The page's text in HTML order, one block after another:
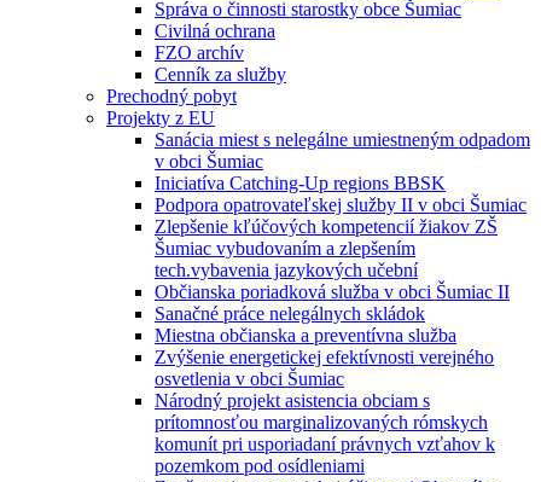
Správa o činnosti starostky obce Šumiac
Civilná ochrana
FZO archív
Cenník za služby
Prechodný pobyt
Projekty z EU
Sanácia miest s nelegálne umiestneným odpadom
v obci Šumiac
Iniciatíva Catching-Up regions BBSK
Podpora opatrovateľskej služby II v obci Šumiac
Zlepšenie kľúčových kompetencií žiakov ZŠ
Šumiac vybudovaním a zlepšením
tech.vybavenia jazykových učební
Občianska poriadková služba v obci Šumiac II
Sanačné práce nelegálnych skládok
Miestna občianska a preventívna služba
Zvýšenie energetickej efektívnosti verejného
osvetlenia v obci Šumiac
Národný projekt asistencia obciam s
prítomnosťou marginalizovaných rómskych
komunít pri usporiadaní právnych vzťahov k
pozemkom pod osídleniami